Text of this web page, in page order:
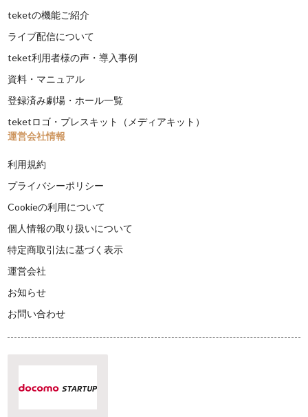
teketの機能ご紹介
ライブ配信について
teket利用者様の声・導入事例
資料・マニュアル
登録済み劇場・ホール一覧
teketロゴ・プレスキット（メディアキット）
運営会社情報
利用規約
プライバシーポリシー
Cookieの利用について
個人情報の取り扱いについて
特定商取引法に基づく表示
運営会社
お知らせ
お問い合わせ